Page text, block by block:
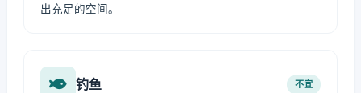
出充足的空间。
钓鱼 不宜